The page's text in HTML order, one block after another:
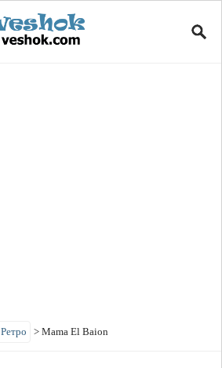
Ретро > Mama El Baion